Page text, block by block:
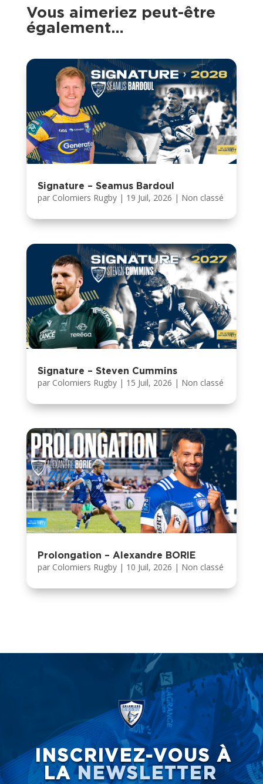
Vous aimeriez peut-être
également…
Signature – Seamus Bardoul
par Colomiers Rugby| 19 Juil, 2026 | Non classé
Signature – Steven Cummins
par Colomiers Rugby| 15 Juil, 2026 | Non classé
Prolongation – Alexandre BORIE
par Colomiers Rugby| 10 Juil, 2026 | Non classé
INSCRIVEZ-VOUS À
LA NEWSLETTER